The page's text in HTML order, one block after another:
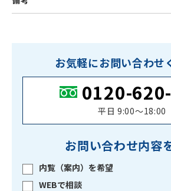
お気軽にお問い合わせ
0120-
平日 9:00〜18:00
お問い合わせ内容
内覧（案内）を希望
WEBで相談